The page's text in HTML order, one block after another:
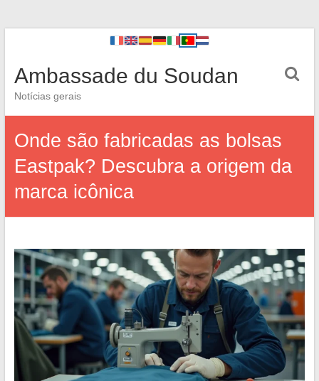
Ambassade du Soudan
Notícias gerais
Onde são fabricadas as bolsas
Eastpak? Descubra a origem da
marca icônica